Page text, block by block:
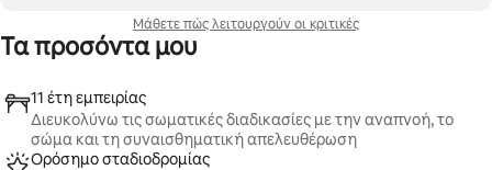
Μάθετε πώς λειτουργούν οι κριτικές
Τα προσόντα μου
11 έτη εμπειρίας
Διευκολύνω τις σωματικές διαδικασίες με την αναπνοή, το
σώμα και τη συναισθηματική απελευθέρωση
Ορόσημο σταδιοδρομίας